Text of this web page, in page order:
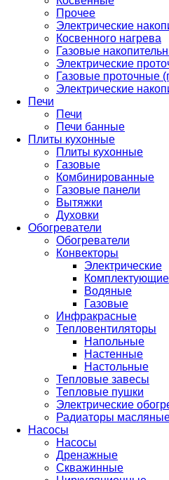
Прочее
Электрические
Косвенного нагрева
Газовые
Электрические
Газовые проточные
Электрические
Печи
Печи
Печи банные
Плиты кухонные
Плиты кухонные
Газовые
Комбинированные
Газовые панели
Вытяжки
Духовки
Обогреватели
Обогреватели
Конвекторы
Электрические
Комплектующие
Водяные
Газовые
Инфракрасные
Тепловентиляторы
Напольные
Настенные
Настольные
Тепловые завесы
Тепловые пушки
Электрические
Радиаторы
Насосы
Насосы
Дренажные
Скважинные